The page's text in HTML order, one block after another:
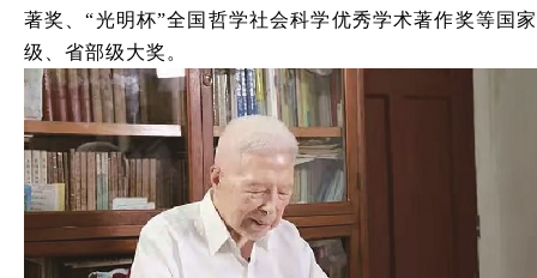
著奖、“光明杯”全国哲学社会科学优秀学术著作奖等国家
级、省部级大奖。